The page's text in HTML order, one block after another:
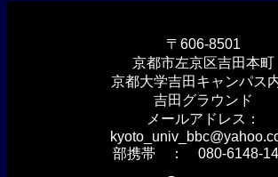
〒606-8501
京都市左京区吉田本町
京都大学吉田キャンパス
吉田グラウンド
メールアドレス：
部携帯 ： 080-6148-